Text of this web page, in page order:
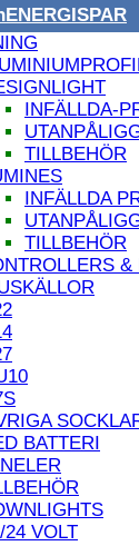
ENERGISPAR
INFÄLLDA-
TILLBEHÖR
INFÄLLDA
TILLBEHÖR
BATTERI
24 VOLT